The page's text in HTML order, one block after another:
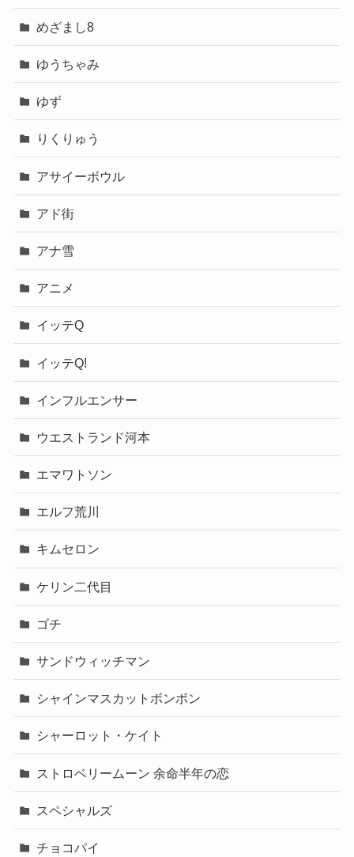
めざまし8
ゆうちゃみ
ゆず
りくりゅう
アサイーボウル
アド街
アナ雪
アニメ
イッテQ
イッテQ!
インフルエンサー
ウエストランド河本
エマワトソン
エルフ荒川
キムセロン
ケリン二代目
ゴチ
サンドウィッチマン
シャインマスカットボンボン
シャーロット・ケイト
ストロベリームーン 余命半年の恋
スペシャルズ
チョコパイ